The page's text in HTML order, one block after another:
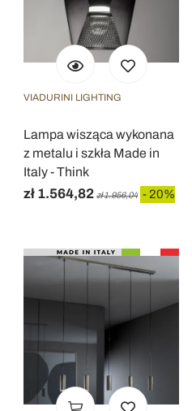
VIADURINI LIGHTING
Lampa wisząca wykonana
z metalu i szkła Made in
Italy - Think
zł 1.564,82 zł 1.956,04 - 20%